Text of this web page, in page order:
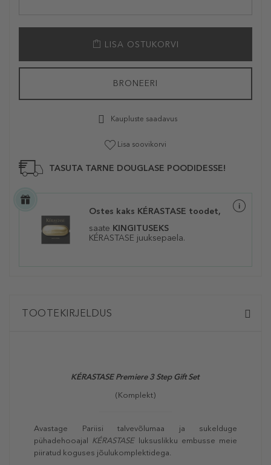
LISA OSTUKORVI
BRONEERI
Kaupluste saadavus
Lisa soovikorvi
TASUTA TARNE DOUGLASE POODIDESSE!
Ostes kaks KÉRASTASE toodet,
saate KINGITUSEKS
KÉRASTASE juuksepaela.
TOOTEKIRJELDUS
KÉRASTASE Premiere 3 Step Gift Set
(Komplekt)
Avastage Pariisi talvevõlumaa ja sukelduge
pühadehooajal KÉRASTASEluksuslikku embusse meie
piiratud koguses jõulukomplektidega.